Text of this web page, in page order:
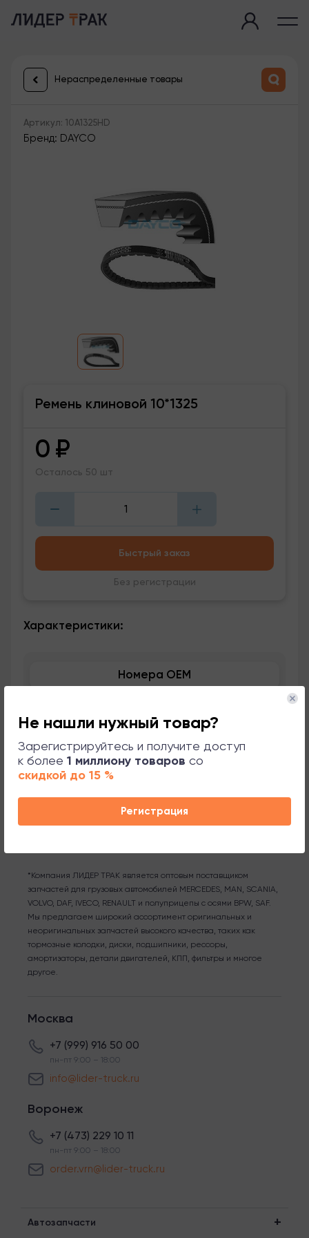
Не нашли нужный товар?
Зарегистрируйтесь и получите доступ
к более 1 миллиону товаров со
скидкой до 15 %
Регистрация
Нераспределенные товары
Артикул: 10A1325HD
Бренд: DAYCO
Ремень клиновой 10*1325
0 ₽
Осталось 50 шт
Быстрый заказ
Без регистрации
Характеристики:
Номера OEM
Сопутствующие товары
*Компания ЛИДЕР ТРАК является оптовым поставщиком
запчастей для грузовых автомобилей MERCEDES, MAN, SCANIA,
VOLVO, DAF, IVECO, RENAULT и полуприцепы с осями BPW, SAF.
Мы предлагаем широкий ассортимент оригинальных и
неоригинальных запчастей высокого качества, таких как
тормозные колодки, диски, подшипники, рессоры,
амортизаторы, детали двигателей, КПП, фильтры и многое
другое.
Москва
+7 (999) 916 50 00
пн-пт 9:00 – 18:00
info@lider-truck.ru
Воронеж
+7 (473) 229 10 11
пн-пт 9:00 – 18:00
order.vrn@lider-truck.ru
Автозапчасти